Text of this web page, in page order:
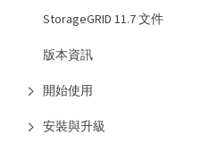
StorageGRID 11.7 文件
版本資訊
開始使用
安裝與升級